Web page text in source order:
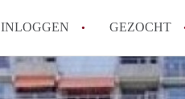
INLOGGEN GEZOCHT